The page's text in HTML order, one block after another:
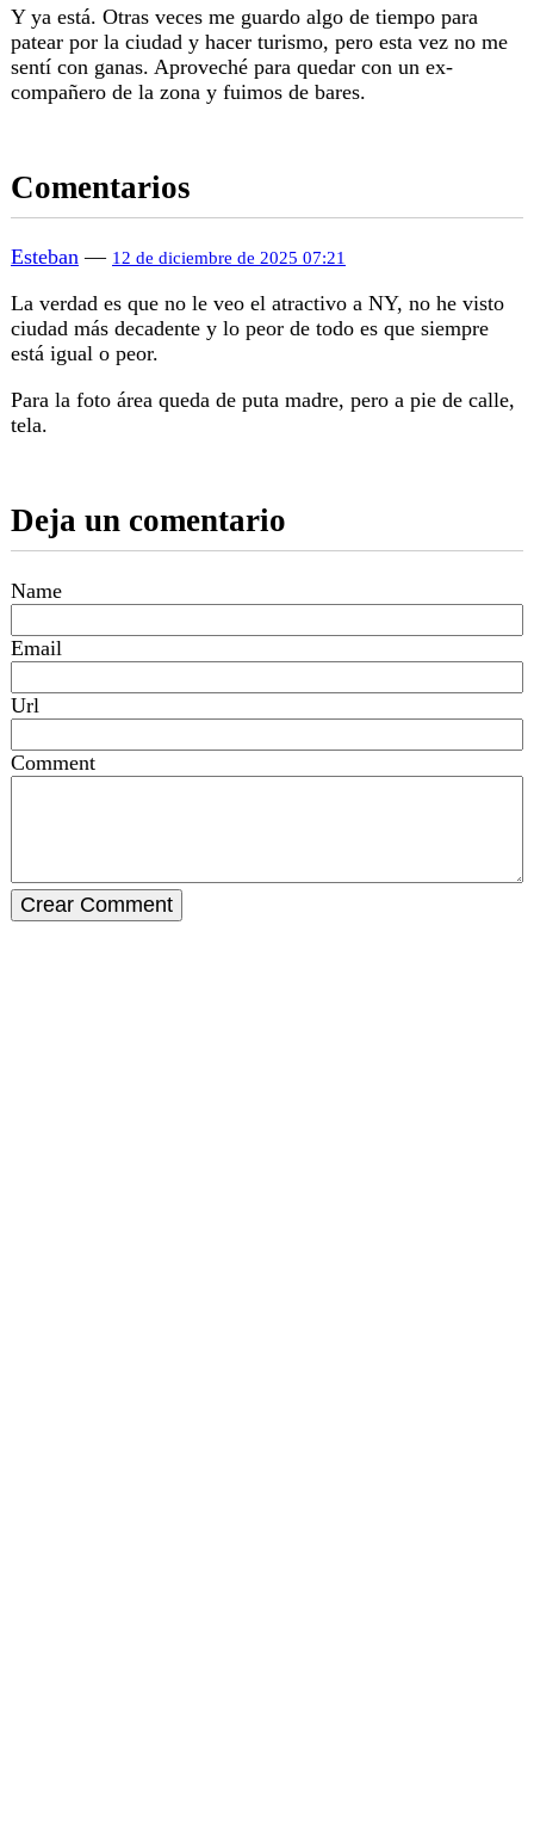
Y ya está. Otras veces me guardo algo de tiempo para
patear por la ciudad y hacer turismo, pero esta vez no me
sentí con ganas. Aproveché para quedar con un ex-
compañero de la zona y fuimos de bares.
Comentarios
Esteban — 12 de diciembre de 2025 07:21
La verdad es que no le veo el atractivo a NY, no he visto
ciudad más decadente y lo peor de todo es que siempre
está igual o peor.
Para la foto área queda de puta madre, pero a pie de calle,
tela.
Deja un comentario
Name
Email
Url
Comment